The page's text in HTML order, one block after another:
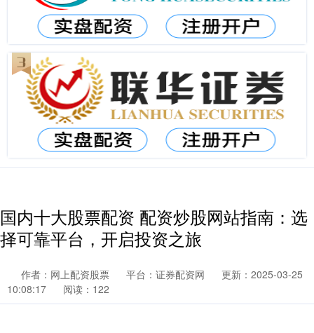
国内十大股票配资 配资炒股网站指南：选
择可靠平台，开启投资之旅
作者：网上配资股票 平台：证券配资网
更新：2025-03-25
10:08:17
阅读：122